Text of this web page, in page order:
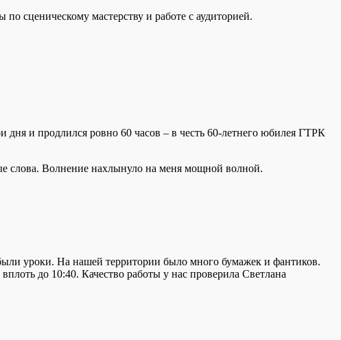
сценическому мастерству и работе с аудиторией.
дня и продлился ровно 60 часов – в честь 60-летнего юбилея ГТРК
слова. Волнение нахлынуло на меня мощной волной.
уроки. На нашей территории было много бумажек и фантиков.
до 10:40. Качество работы у нас проверила Светлана